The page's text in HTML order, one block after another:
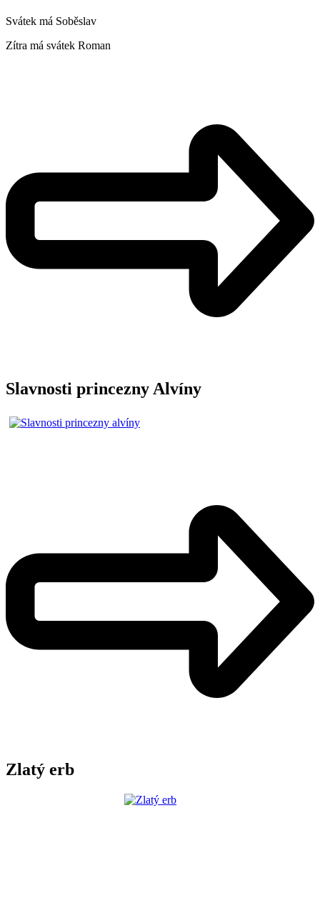
Svátek má Soběslav
Zítra má svátek Roman
Slavnosti princezny Alvíny
Zlatý erb